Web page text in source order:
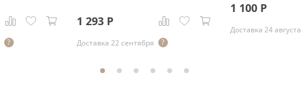
1 293Р
Доставка 22 сентября
1 100 Р
Доставка 24 августа